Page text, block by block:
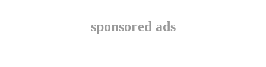
sponsored ads